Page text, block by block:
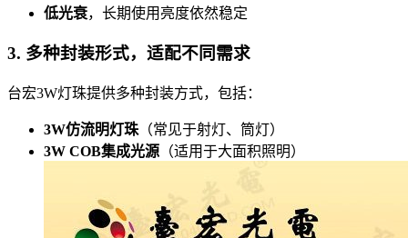
低光衰，长期使用亮度依然稳定
3. 多种封装形式，适配不同需求
台宏3W灯珠提供多种封装方式，包括：
3W仿流明灯珠 （常见于射灯、筒灯）
3W COB集成光源 （适用于大面积照明）